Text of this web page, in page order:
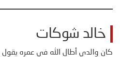
خالد شوكات
كان والدي أطال الله في عمره يقول